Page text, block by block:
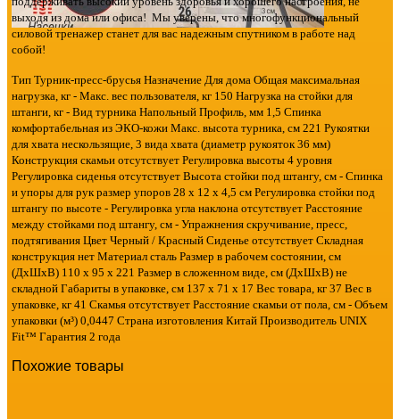
выходя из дома или офиса! Мы уверены, что многофункциональный
силовой тренажер станет для вас надежным спутником в работе над
собой!
Тип Турник-пресс-брусья Назначение Для дома Общая максимальная
нагрузка, кг - Макс. вес пользователя, кг 150 Нагрузка на стойки для
штанги, кг - Вид турника Напольный Профиль, мм 1,5 Спинка
комфортабельная из ЭКО-кожи Макс. высота турника, см 221 Рукоятки
для хвата нескользящие, 3 вида хвата (диаметр рукояток 36 мм)
Конструкция скамьи отсутствует Регулировка высоты 4 уровня
Регулировка сиденья отсутствует Высота стойки под штангу, см - Спинка
и упоры для рук размер упоров 28 х 12 х 4,5 см Регулировка стойки под
штангу по высоте - Регулировка угла наклона отсутствует Расстояние
между стойками под штангу, см - Упражнения скручивание, пресс,
подтягивания Цвет Черный / Красный Сиденье отсутствует Складная
конструкция нет Материал сталь Размер в рабочем состоянии, см
(ДхШхВ) 110 х 95 х 221 Размер в сложенном виде, см (ДхШхВ) не
складной Габариты в упаковке, см 137 х 71 х 17 Вес товара, кг 37 Вес в
упаковке, кг 41 Скамья отсутствует Расстояние скамьи от пола, см - Объем
упаковки (м³) 0,0447 Страна изготовления Китай Производитель UNIX
Fit™ Гарантия 2 года
Похожие товары